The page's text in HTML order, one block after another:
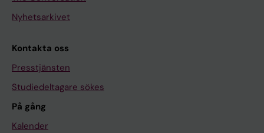
Nyhetsarkivet
Kontakta oss
Presstjänsten
Studiedeltagare sökes
På gång
Kalender